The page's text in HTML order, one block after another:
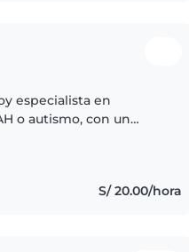
o autismo, con un
S/ 20.00/hora